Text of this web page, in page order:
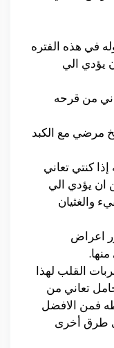
في هذه الفتره
الي
من قرحه
مرضي مع الكبد
كنتي تعاني
ان يؤدي الي
والغثيان
اعراض
القلب لهذا
تعاني من
فمن الافضل
طرق أخرى